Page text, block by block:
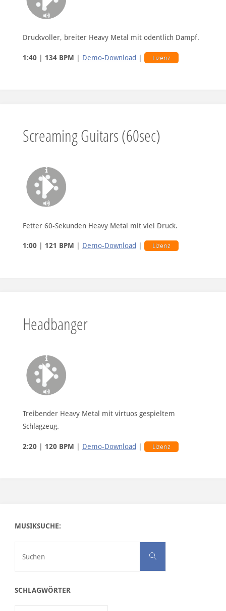
Druckvoller, breiter Heavy Metal mit odentlich Dampf.
1:40| 134 BPM | Demo-Download | Lizenz
Screaming Guitars (60sec)
Fetter 60-Sekunden Heavy Metal mit viel Druck.
1:00| 121 BPM Demo-Download Lizenz
Headbanger
Treibender Heavy Metal mit virtuos gespieltem
Schlagzeug.
2:20| 120 BPM Demo-Download Lizenz
MUSIKSUCHE:
Suchen
SCHLAGWÖRTER